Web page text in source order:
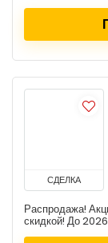
СДЕЛКА
Распродажа!
скидкой! До